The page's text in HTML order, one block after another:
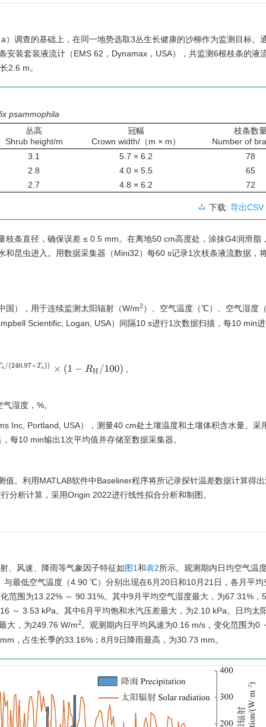
调查的基础上，在同一地势选取3丛生长健康的沙柳作为监测目标。
安装套装液流计（EMS 62，Dynamax，USA），共监测6根枝条的液
2.6 m。
psammophila
丛高
Shrub height/m
冠幅
Crown width/（m × m）
枝条数
Number of
3.1
5.7 × 6.2
78
2.8
4.0 × 5.5
65
2.7
4.8 × 6.2 72
下载: 导出CSV
条直径，确保误差 ≤ 0.5 mm。在离地50 cm高度处，涂抹G4润滑脂
昆虫进入。用数据采集器（Mini32）每60 s记录1次枝条液流数据，
国），用于连续监测太阳辐射（W/m2）、空气温度（℃）、空气湿度
Scientific, Logan, USA）间隔10 s进行1次数据扫描，每10 min
。
Ta/(240.97+Ta ))×(1 H/100)。
气湿度，%。
Inc, Portland, USA），测量40 cm处土壤温度和土壤体积含水量。采
每10 min输出1次平均值并存储至数据采集器。
。利用MATLAB软件中Baseliner程序将所记录探针温差数据计算得
分析计算，采用Origin 2022进行线性拟合分析和制图。
、风速、降雨等气象因子特征如图1和表2所示。观测期内日均空气温
最低空气温度（4.90 ℃）分别出现在6月20日和10月21日，各月平均
围为13.22% ～ 90.31%。其中9月平均空气湿度最大，为67.31%，
～ 3.53 kPa。其中6月平均饱和水汽压差最大，为2.10 kPa。日均太
大，为249.76 W/m2。观测期内日平均风速为0.16 m/s，变化范围为0
，占生长季的33.16%；8月9日降雨最高，为30.73 mm。